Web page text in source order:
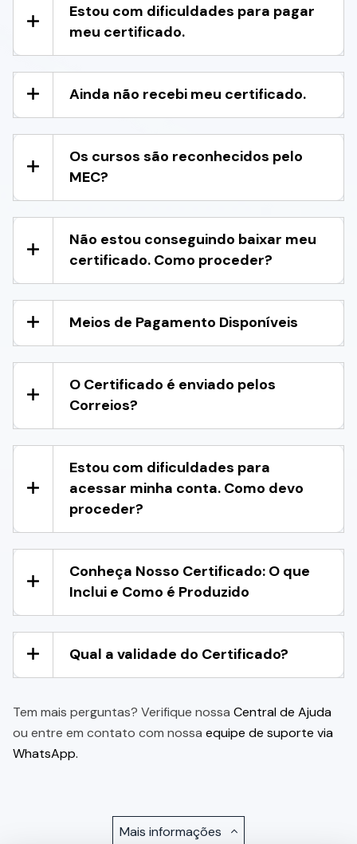
Estou com dificuldades para pagar
meu certificado.
Ainda não recebi meu certificado.
Os cursos são reconhecidos pelo
MEC?
Não estou conseguindo baixar meu
certificado. Como proceder?
Meios de Pagamento Disponíveis
O Certificado é enviado pelos
Correios?
Estou com dificuldades para
acessar minha conta. Como devo
proceder?
Conheça Nosso Certificado: O que
Inclui e Como é Produzido
Qual a validade do Certificado?
Tem mais perguntas? Verifique nossa Central de Ajuda
ou entre em contato com nossa equipe de suporte via
WhatsApp.
Mais informações